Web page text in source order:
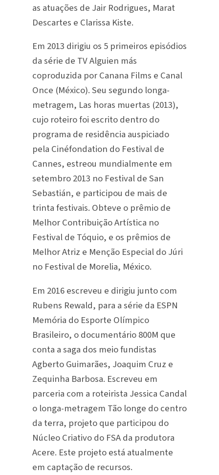
as atuações de Jair Rodrigues, Marat
Descartes e Clarissa Kiste.
Em 2013 dirigiu os 5 primeiros episódios
da série de TV Alguien más
coproduzida por Canana Films e Canal
Once (México). Seu segundo longa-
metragem, Las horas muertas (2013),
cujo roteiro foi escrito dentro do
programa de residência auspiciado
pela Cinéfondation do Festival de
Cannes, estreou mundialmente em
setembro 2013 no Festival de San
Sebastián, e participou de mais de
trinta festivais. Obteve o prêmio de
Melhor Contribuição Artística no
Festival de Tóquio, e os prêmios de
Melhor Atriz e Menção Especial do Júri
no Festival de Morelia, México.
Em 2016 escreveu e dirigiu junto com
Rubens Rewald, para a série da ESPN
Memória do Esporte Olímpico
Brasileiro, o documentário 800M que
conta a saga dos meio fundistas
Agberto Guimarães, Joaquim Cruz e
Zequinha Barbosa. Escreveu em
parceria com a roteirista Jessica Candal
o longa-metragem Tão longe do centro
da terra, projeto que participou do
Núcleo Criativo do FSA da produtora
Acere. Este projeto está atualmente
em captação de recursos.